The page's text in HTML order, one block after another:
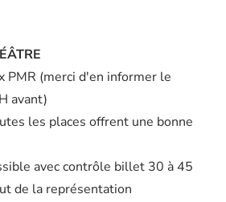
PMR (merci d'en informer le
avant)
les places offrent une bonne
avec contrôle billet 30 à 45
de la représentation